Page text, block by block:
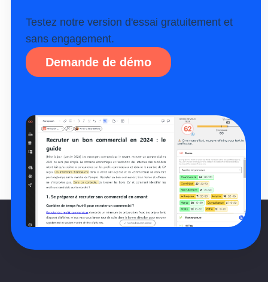
Testez notre version d'essai gratuitement et
sans engagement.
Demande de démo